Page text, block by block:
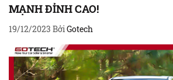
MẠNH ĐỈNH CAO!
19/12/2023 BởiGotech